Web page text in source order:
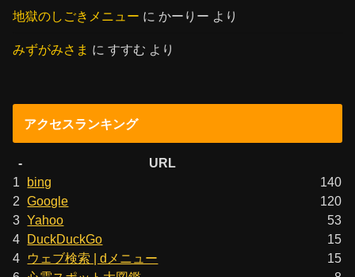
地獄のしごきメニュー にかーりー より
みずがみさま にすすむ より
アクセスランキング
-
URL
1
bing
140
2 Google
120
3 Yahoo
53
4 DuckDuckGo
15
4
ウェブ検索 | dメニュー
15